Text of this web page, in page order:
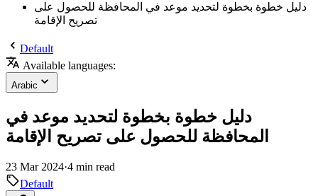
دليل خطوة بخطوة لتحديد موعد في المحافظة للحصول على
تصريح الإقامة
Default
Available languages:
Arabic
دليل خطوة بخطوة لتحديد موعد في
المحافظة للحصول على تصريح الإقامة
23 Mar 2024·4 min read
Default